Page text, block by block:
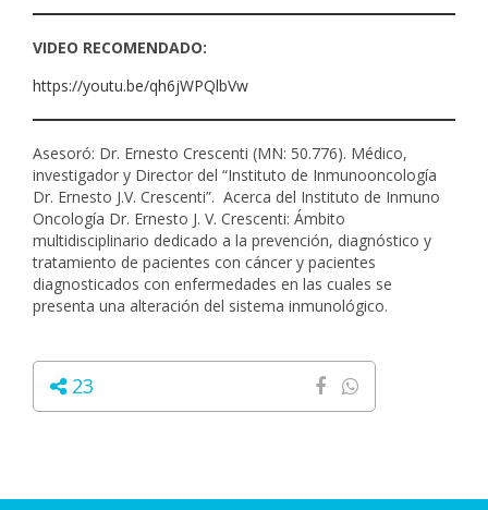
VIDEO RECOMENDADO:
https://youtu.be/qh6jWPQlbVw
Asesoró: Dr. Ernesto Crescenti (MN: 50.776). Médico,
investigador y Director del “Instituto de Inmunooncología
Dr. Ernesto J.V. Crescenti”. Acerca del Instituto de Inmuno
Oncología Dr. Ernesto J. V. Crescenti: Ámbito
multidisciplinario dedicado a la prevención, diagnóstico y
tratamiento de pacientes con cáncer y pacientes
diagnosticados con enfermedades en las cuales se
presenta una alteración del sistema inmunológico.
23